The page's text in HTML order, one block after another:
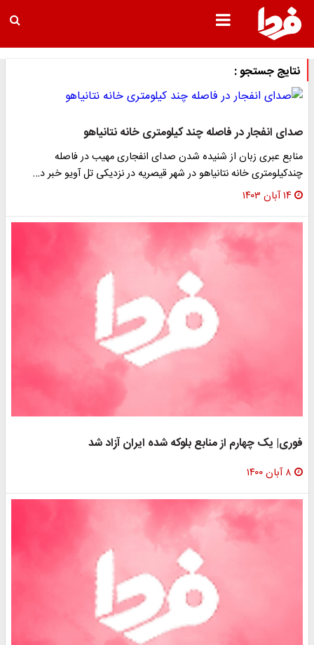
نتایج جستجو :
صدای انفجار در فاصله چند کیلومتری خانه نتانیاهو
منابع عبری زبان از شنیده شدن صدای انفجاری مهیب در فاصله
چندکیلومتری خانه نتانیاهو در شهر قیصریه در نزدیکی تل آویو خبر د…
۱۴ آبان ۱۴۰۳
فوری| یک چهارم از منابع بلوکه شده ایران آزاد شد
۸ آبان ۱۴۰۰